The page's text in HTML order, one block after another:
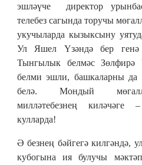
эшләүче директор
телебез сагында торучы
укучыларда кызыксыну
Ул Яшел Үзәндә бер генә
Тынгылык белмәс Зөлфирә
белми эшли, башкаларны
белә. Мондый
милләтебезнең
кулларда!
Ә безнең бәйгегә килгәндә,
кубогына ия булучы